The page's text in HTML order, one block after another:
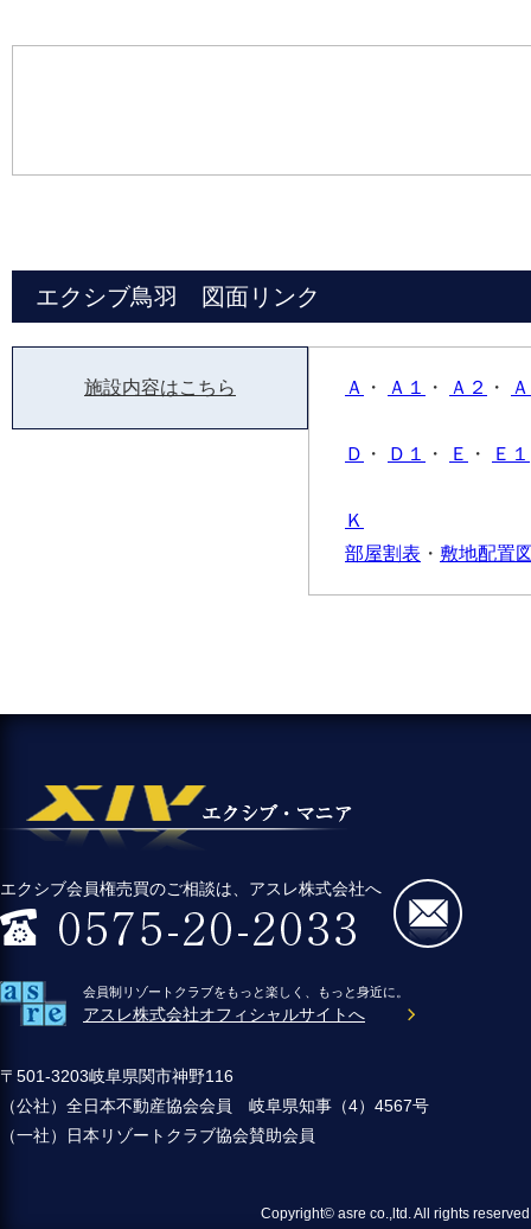
エクシブ鳥羽 図面リンク
施設内容はこちら Ａ ・ Ａ１ ・ Ａ２ ・
Ｄ ・ Ｄ１ ・ Ｅ ・ Ｅ１
Ｋ
部屋割表 ・ 敷地配置
エクシブ会員権売買のご相談は、アスレ株式会社へ
会員制リゾートクラブをもっと楽しく、もっと身近に。
アスレ株式会社オフィシャルサイトへ
〒501-3203岐阜県関市神野116
（公社）全日本不動産協会会員 岐阜県知事（4）4567号
（一社）日本リゾートクラブ協会賛助会員
Copyright© asre co.,ltd. All rights